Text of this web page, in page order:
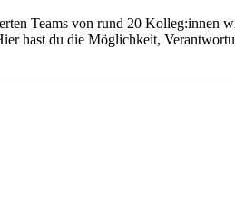
Teams von rund 20 Kolleg:innen
hast du die Möglichkeit,